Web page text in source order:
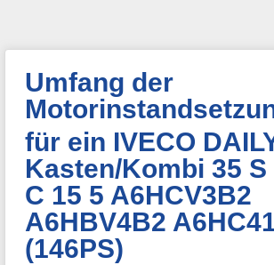
Umfang der
für ein IVECO
Kasten/Kombi 35 S
C 15 5 A6HCV3B2
A6HBV4B2
(146PS)